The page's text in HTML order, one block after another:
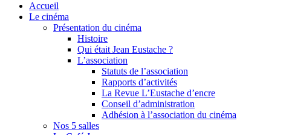
Accueil
Le cinéma
Présentation du cinéma
Histoire
Qui était Jean Eustache ?
L’association
Statuts de l’association
Rapports d’activités
La Revue L’Eustache d’encre
Conseil d’administration
Adhésion à l’association du cinéma
Nos 5 salles